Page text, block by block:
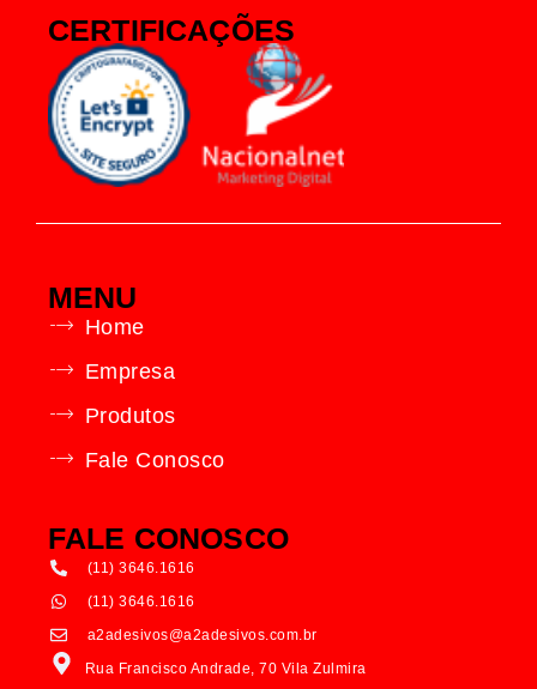
CERTIFICAÇÕES
MENU
Home
Empresa
Produtos
Fale Conosco
FALE CONOSCO
(11) 3646.1616
(11) 3646.1616
a2adesivos@a2adesivos.com.br
Rua Francisco Andrade, 70 Vila Zulmira